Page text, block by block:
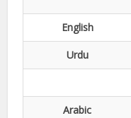
English
Urdu
Arabic